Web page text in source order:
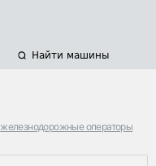
Найти машины
железнодорожные операторы